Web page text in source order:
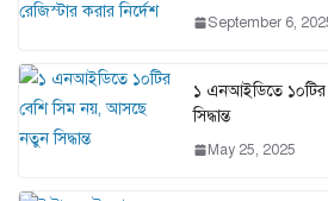
September 6,
১ এনআইডিতে
সিদ্ধান্ত
May 25, 2025